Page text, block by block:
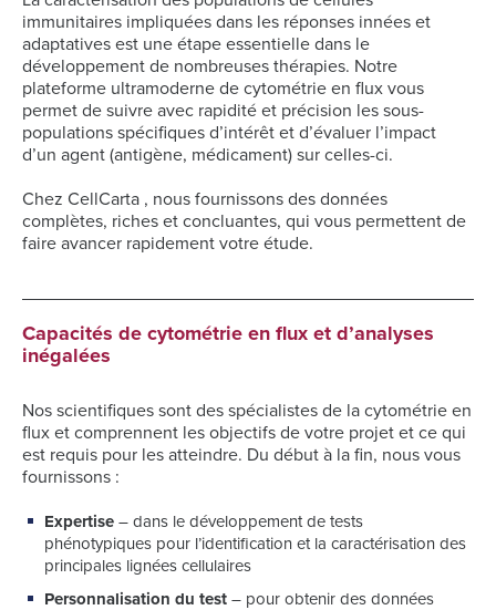
immunitaires impliquées dans les réponses innées et
adaptatives est une étape essentielle dans le
développement de nombreuses thérapies. Notre
plateforme ultramoderne de cytométrie en flux vous
permet de suivre avec rapidité et précision les sous-
populations spécifiques d’intérêt et d’évaluer l’impact
d’un agent (antigène, médicament) sur celles-ci.
Chez CellCarta , nous fournissons des données
complètes, riches et concluantes, qui vous permettent de
faire avancer rapidement votre étude.
Capacités de cytométrie en flux et d’analyses
inégalées
Nos scientifiques sont des spécialistes de la cytométrie en
flux et comprennent les objectifs de votre projet et ce qui
est requis pour les atteindre. Du début à la fin, nous vous
fournissons :
Expertise – dans le développement de tests
phénotypiques pour l’identification et la caractérisation des
principales lignées cellulaires
Personnalisation du test – pour obtenir des données